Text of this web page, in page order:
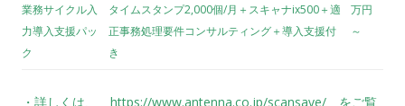
業務サイクル入
力導入支援パッ
ク
タイムスタンプ2,000個/月＋スキャナix500＋適
正事務処理要件コンサルティング＋導入支援付
き
万円
～
・詳しくは、 https://www.antenna.co.jp/scansave/ をご覧